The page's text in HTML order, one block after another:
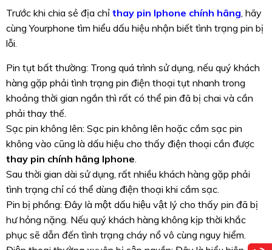
Trước khi chia sẻ địa chỉ thay pin Iphone chính hãng, hãy
cùng Yourphone tìm hiểu dấu hiệu nhận biết tình trạng pin bị
lỗi.
Pin tụt bất thường: Trong quá trình sử dụng, nếu quý khách
hàng gặp phải tình trạng pin điện thoại tụt nhanh trong
khoảng thời gian ngắn thì rất có thể pin đã bị chai và cần
phải thay thế.
Sạc pin không lên: Sạc pin không lên hoặc cắm sạc pin
không vào cũng là dấu hiệu cho thấy điện thoại cần được
thay pin chính hãng Iphone.
Sau thời gian dài sử dụng, rất nhiều khách hàng gặp phải
tình trạng chỉ có thể dùng điện thoại khi cắm sạc.
Pin bị phồng: Đây là một dấu hiệu vật lý cho thấy pin đã bị
hư hỏng nặng. Nếu quý khách hàng không kịp thời khắc
phục sẽ dẫn đến tình trạng cháy nổ vô cùng nguy hiểm.